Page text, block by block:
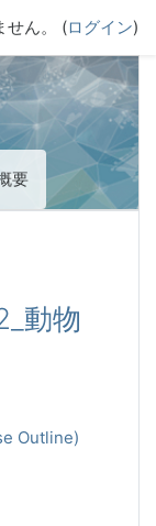
せん。 (ログイン)
要
動物
Outline)